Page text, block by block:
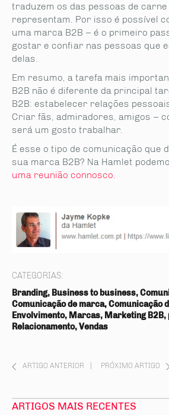
traduzem os das pessoas de carne
representam. Por isso é possível
uma marca B2B – é o primeiro
gostar e confiar nas pessoas que
delas.
Em resumo, a tarefa mais
B2B não é diferente da principal
B2B: estabelecer relações
Criar fãs, admiradores, amigos –
será um gosto trabalhar.
É esse o tipo de comunicação que
sua marca B2B? Na Hamlet
uma reunião connosco.
CATEGORIAS:
Branding, Business to business,
Comunicação de marca, Comunicação
Envolvimento, Marcas, Marketing B2B,
Relacionamento, Vendas
ARTIGO ANTERIOR PRÓXIMO ARTIGO
ARTIGOS MAIS RECENTES